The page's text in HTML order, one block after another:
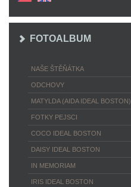
FOTOALBUM
NAŠE ŠTĚŇÁTKA
ODCHOVY
MATYLDA (AIDA IDEAL BOSTON)
FOTKY PEJSCI
COCO IDEAL BOSTON
DAISY IDEAL BOSTON
IN MEMORIAM
IRIS IDEAL BOSTON